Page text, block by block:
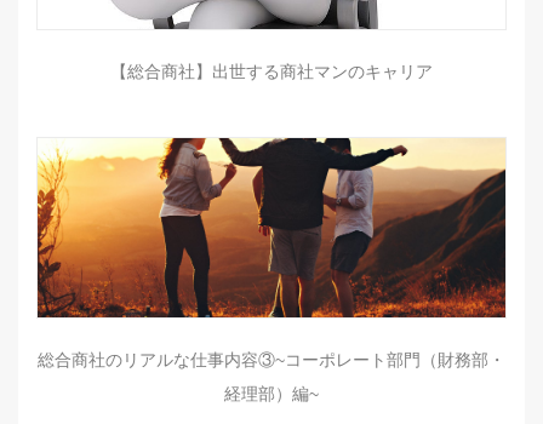
【総合商社】出世する商社マンのキャリア
総合商社のリアルな仕事内容③~コーポレート部門（財務部・
経理部）編~